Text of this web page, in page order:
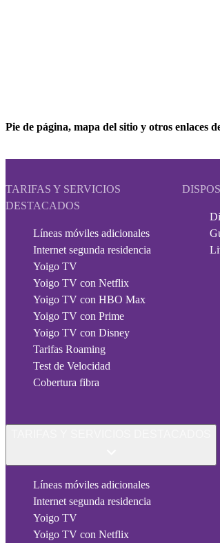
Pie de página, mapa del sitio y otros enlaces
TARIFAS Y SERVICIOS
DESTACADOS
Líneas móviles adicionales
Internet segunda residencia
Yoigo TV
Yoigo TV con Netflix
Yoigo TV con HBO Max
Yoigo TV con Prime
Yoigo TV con Disney
Tarifas Roaming
Test de Velocidad
Cobertura fibra
Líneas móviles adicionales
Internet segunda residencia
Yoigo TV
Yoigo TV con Netflix